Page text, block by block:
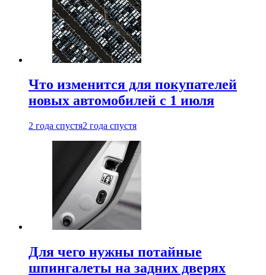
Что изменится для покупателей
новых автомобилей с 1 июля
2 года спустя2 года спустя
Для чего нужны потайные
шпингалеты на задних дверях